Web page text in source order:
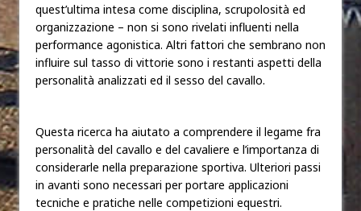
quest’ultima intesa come disciplina, scrupolosità ed
organizzazione – non si sono rivelati influenti nella
performance agonistica. Altri fattori che sembrano non
influire sul tasso di vittorie sono i restanti aspetti della
personalità analizzati ed il sesso del cavallo.
Questa ricerca ha aiutato a comprendere il legame fra
personalità del cavallo e del cavaliere e l’importanza di
considerarle nella preparazione sportiva. Ulteriori passi
in avanti sono necessari per portare applicazioni
tecniche e pratiche nelle competizioni equestri.